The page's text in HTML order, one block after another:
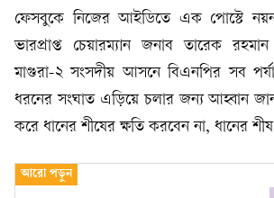
ফেসবুকে নিজের আইডিতে এক পোস্টে
ভারপ্রাপ্ত চেয়ারম্যান জনাব তারেক রহমান
মাগুরা-২ সংসদীয় আসনে বিএনপির সব
ধরনের সংঘাত এড়িয়ে চলার জন্য আহ্বান
করে ধানের শীষের ক্ষতি করবেন না, ধানের